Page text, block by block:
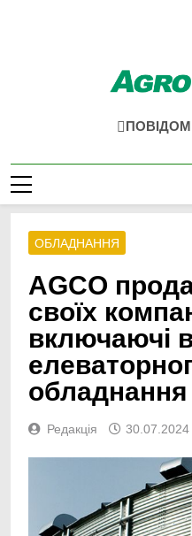
ОБЛАДНАННЯ
AGCO
своїх
включаючі
обладнання
Редакція 30.07.2024